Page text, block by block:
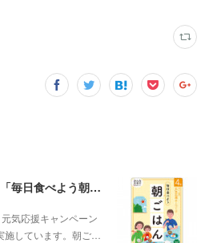
元気応援キャンペーン4月「毎日食べよう朝ごはん」
気応援キャンペーン
施しています。朝ご…